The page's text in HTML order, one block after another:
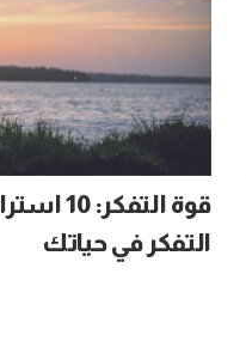
قوة
التفكر في حياتك